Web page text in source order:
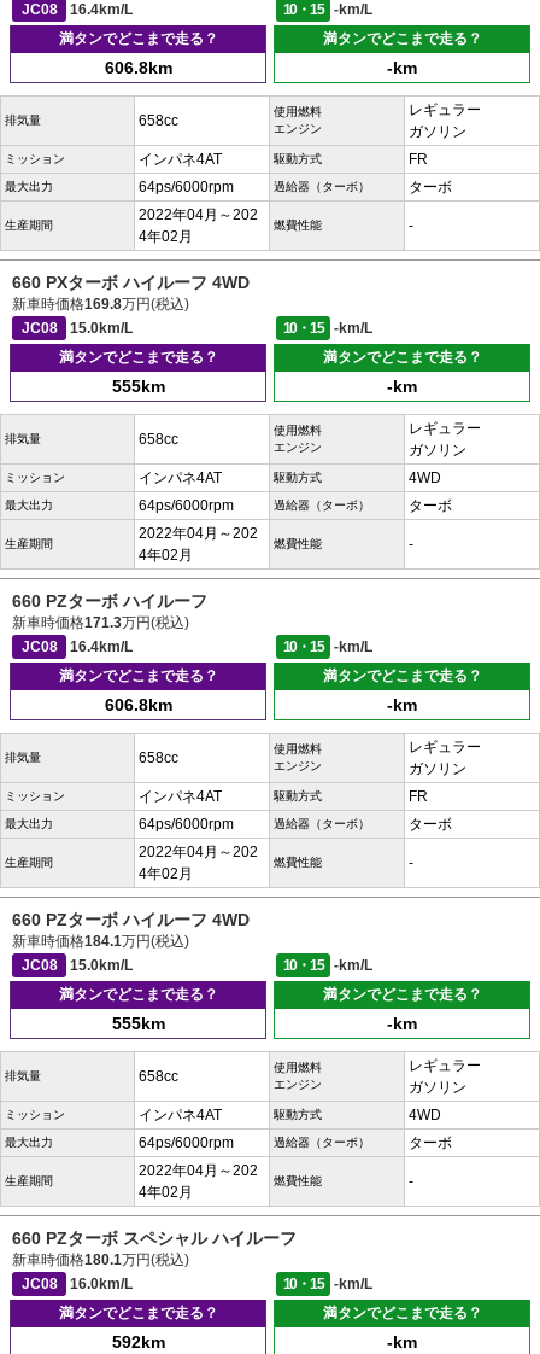
JC08
16.4km/L 10・15
-km/L
満タンでどこまで走る？
606.8km
満タンでどこまで走る？
-km
排気量 658cc
使用燃料
エンジン
レギュラー
ガソリン
ミッション インパネ4AT 駆動方式 FR
最大出力 64ps/6000rpm 過給器（ターボ） ターボ
生産期間
2022年04月～202
4年02月
燃費性能 -
660 PXターボ ハイルーフ 4WD
新車時価格169.8万円(税込)
JC08
15.0km/L 10・15
-km/L
満タンでどこまで走る？
555km
満タンでどこまで走る？
-km
排気量 658cc
使用燃料
エンジン
レギュラー
ガソリン
ミッション インパネ4AT 駆動方式 4WD
最大出力 64ps/6000rpm 過給器（ターボ） ターボ
生産期間
2022年04月～202
4年02月
燃費性能 -
660 PZターボ ハイルーフ
新車時価格171.3万円(税込)
JC08
16.4km/L 10・15
-km/L
満タンでどこまで走る？
606.8km
満タンでどこまで走る？
-km
排気量 658cc
使用燃料
エンジン
レギュラー
ガソリン
ミッション インパネ4AT 駆動方式 FR
最大出力 64ps/6000rpm 過給器（ターボ） ターボ
生産期間
2022年04月～202
4年02月
燃費性能 -
660 PZターボ ハイルーフ 4WD
新車時価格184.1万円(税込)
JC08
15.0km/L 10・15
-km/L
満タンでどこまで走る？
555km
満タンでどこまで走る？
-km
排気量 658cc
使用燃料
エンジン
レギュラー
ガソリン
ミッション インパネ4AT 駆動方式 4WD
最大出力 64ps/6000rpm 過給器（ターボ） ターボ
生産期間
2022年04月～202
4年02月
燃費性能 -
660 PZターボ スペシャル ハイルーフ
新車時価格180.1万円(税込)
JC08
16.0km/L 10・15
-km/L
満タンでどこまで走る？
592km
満タンでどこまで走る？
-km